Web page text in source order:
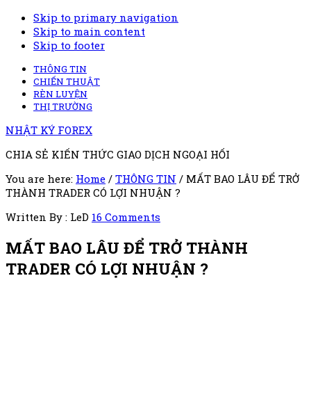
Skip to primary navigation
Skip to main content
Skip to footer
THÔNG TIN
CHIẾN THUẬT
RÈN LUYỆN
THỊ TRƯỜNG
NHẬT KÝ FOREX
CHIA SẺ KIẾN THỨC GIAO DỊCH NGOẠI HỐI
You are here: Home / THÔNG TIN / MẤT BAO LÂU ĐỂ TRỞ
THÀNH TRADER CÓ LỢI NHUẬN ?
Written By : LeD 16 Comments
MẤT BAO LÂU ĐỂ TRỞ THÀNH
TRADER CÓ LỢI NHUẬN ?